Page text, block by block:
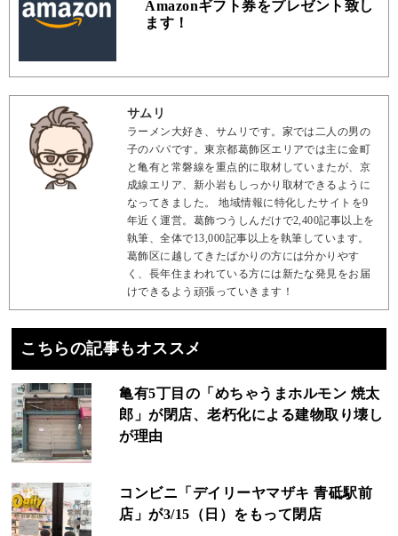
Amazonギフト券をプレゼント致し
ます！
サムリ
ラーメン大好き、サムリです。家では二人の男の
子のパパです。東京都葛飾区エリアでは主に金町
と亀有と常磐線を重点的に取材していまたが、京
成線エリア、新小岩もしっかり取材できるように
なってきました。 地域情報に特化したサイトを9
年近く運営。葛飾つうしんだけで2,400記事以上を
執筆、全体で13,000記事以上を執筆しています。
葛飾区に越してきたばかりの方には分かりやす
く、長年住まわれている方には新たな発見をお届
けできるよう頑張っていきます！
こちらの記事もオススメ
亀有5丁目の「めちゃうまホルモン 焼太
郎」が閉店、老朽化による建物取り壊し
が理由
コンビニ「デイリーヤマザキ 青砥駅前
店」が3/15（日）をもって閉店